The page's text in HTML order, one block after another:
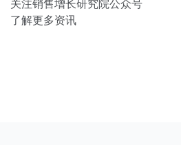
关注销售增长研究院公众号
了解更多资讯